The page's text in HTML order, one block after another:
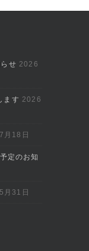
せ 2026
ます 2026
月18日
定のお知
月31日